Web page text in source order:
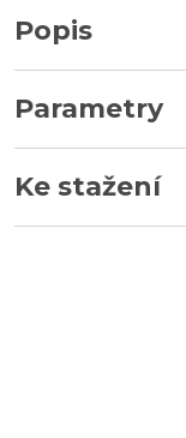
Popis
Parametry
Ke stažení